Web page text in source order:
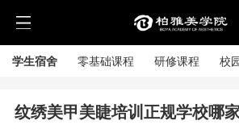
学生宿舍 零基础课程 研修课程 校
纹绣美甲美睫培训正规学校哪